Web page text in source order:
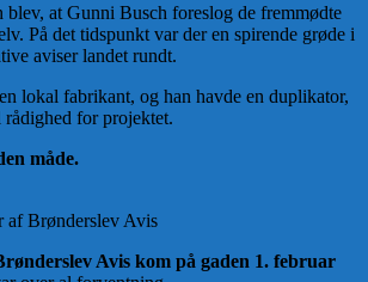
blev, at Gunni Busch foreslog de fremmødte
På det tidspunkt var der en spirende grøde i
aviser landet rundt.
lokal fabrikant, og han havde en duplikator,
for projektet.
måde.
af Brønderslev Avis
Avis kom på gaden 1. februar